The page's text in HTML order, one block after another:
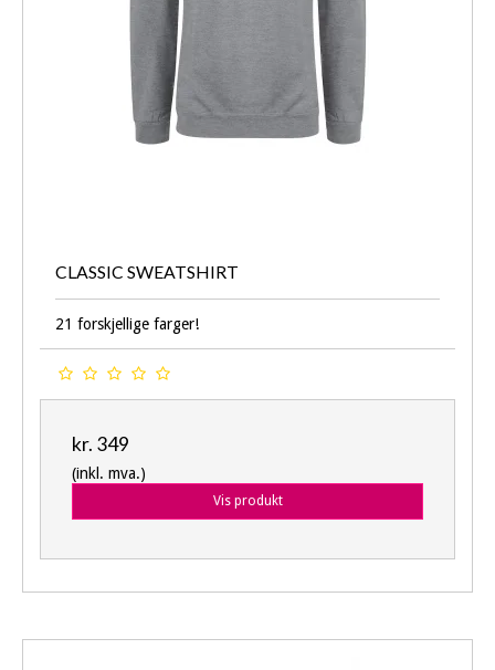
CLASSIC SWEATSHIRT
21 forskjellige farger!
kr. 349
(inkl. mva.)
Vis produkt